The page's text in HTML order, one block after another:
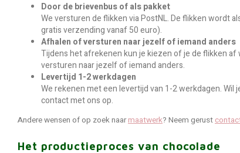
Door de brievenbus of als pakket
We versturen de flikken via PostNL. De flikken wordt
gratis verzending vanaf 50 euro).
Afhalen of versturen naar jezelf of iemand anders
Tijdens het afrekenen kun je kiezen of je de flikken af
versturen naar jezelf of iemand anders.
Levertijd 1-2 werkdagen
We rekenen met een levertijd van 1-2 werkdagen. Wil
contact met ons op.
Andere wensen of op zoek naarmaatwerk? Neem gerust
Het productieproces van chocolade